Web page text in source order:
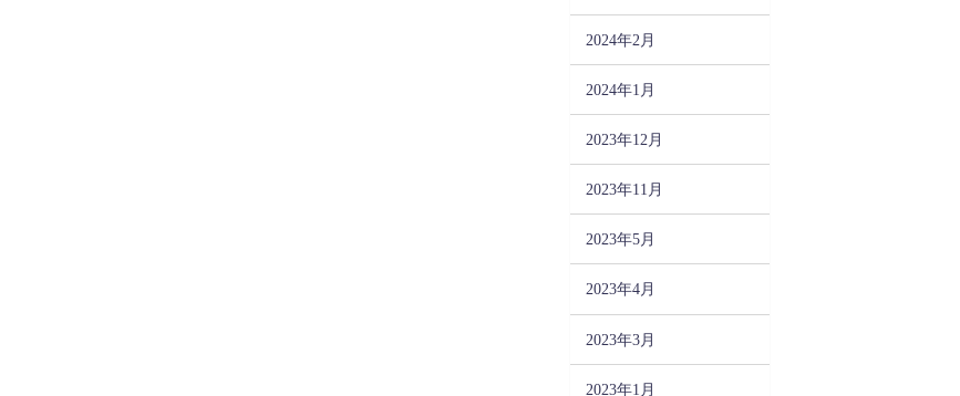
2024年2月
2024年1月
2023年12月
2023年11月
2023年5月
2023年4月
2023年3月
2023年1月